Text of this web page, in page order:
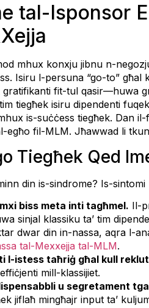
tal-Isponsor
mhux konxju jibnu n-
Isiru l-persuna “go-to”
gratifikanti fit-tul qasir—huwa
tiegħek isiru dipendenti
is-suċċess tiegħek. Dan
egħo fil-MLM. Jħawwad li
Tiegħek Qed
din is-sindrome? Is-
biss meta inti tagħmel. Il-
sinjal klassiku ta’ tim
dwar din in-nassa, aqra l-
tal-Mexxejja tal-MLM.
l-istess taħriġ għal kull
mill-klassijiet.
u segretament
jiflaħ mingħajr input ta’